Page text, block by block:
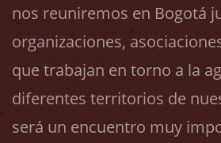
nos reuniremos en Bogotá
organizaciones,
que trabajan en torno a la
diferentes territorios de
será un encuentro muy